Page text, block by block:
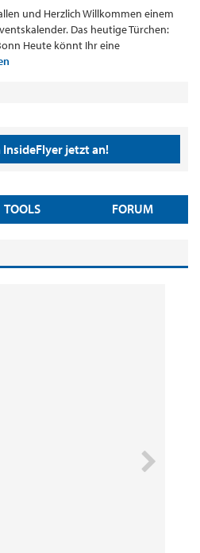
und Herzlich Willkommen einem
Das heutige Türchen:
Heute könnt Ihr eine
InsideFlyer jetzt an!
TOOLS FORUM